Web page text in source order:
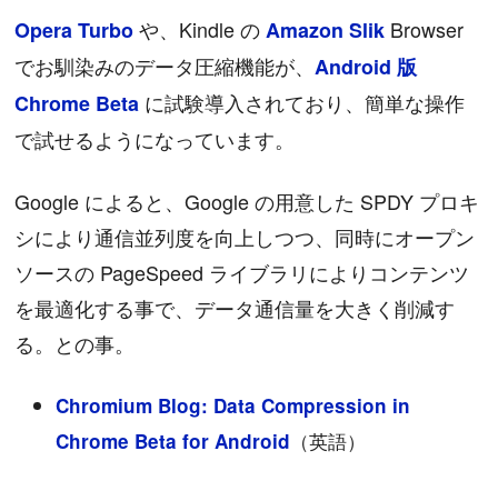
Opera Turboや、Kindle の Amazon Slik Browser
でお馴染みのデータ圧縮機能が、 Android 版
Chrome Beta に試験導入されており、簡単な操作
で試せるようになっています。
Google によると、Google の用意した SPDY プロキ
シにより通信並列度を向上しつつ、同時にオープン
ソースの PageSpeed ライブラリによりコンテンツ
を最適化する事で、データ通信量を大きく削減す
る。との事。
Chromium Blog: Data Compression in
Chrome Beta for Android （英語）